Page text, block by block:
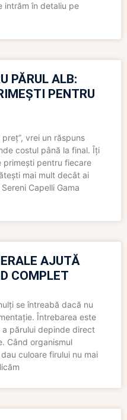
intrăm în detaliu pe
PĂRUL ALB:
PENTRU
vrei un răspuns
costul până la final. Îți
primești pentru fiecare
mai mult decât ai
Capelli Gama
AJUTĂ
COMPLET
se întreabă dacă nu
Întrebarea este
părului depinde direct
Când organismul
culoare firului nu mai